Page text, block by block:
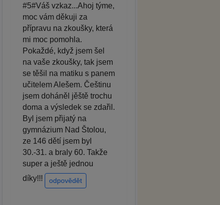
#5#Váš vzkaz...Ahoj týme,
moc vám děkuji za
přípravu na zkoušky, která
mi moc pomohla.
Pokaždé, když jsem šel
na vaše zkoušky, tak jsem
se těšil na matiku s panem
učitelem Alešem. Češtinu
jsem doháněl jěště trochu
doma a výsledek se zdařil.
Byl jsem přijatý na
gymnázium Nad Štolou,
ze 146 dětí jsem byl
30.-31. a braly 60. Takže
super a ještě jednou
díky!!!
odpovědět